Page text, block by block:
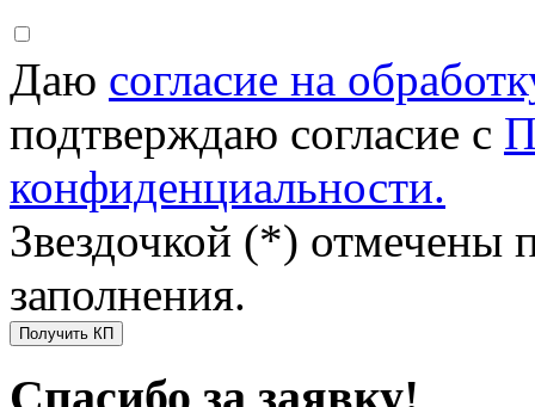
Даю согласие на
подтверждаю согласие с
конфиденциальности.
Звездочкой (*) отмечены
заполнения.
Получить КП